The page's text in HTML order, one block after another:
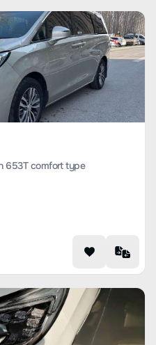
653T comfort type